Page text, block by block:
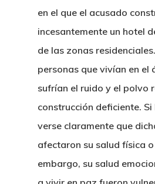
en el que el acusado
incesantemente un hotel
de las zonas
personas que vivían en el
sufrían el ruido y el polvo
construcción deficiente. Si
verse claramente que
afectaron su salud física
embargo, su salud